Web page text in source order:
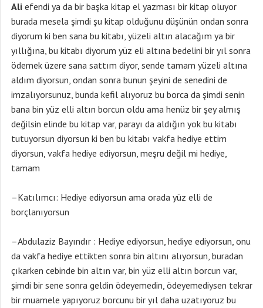
Ali efendi ya da bir başka kitap el yazması bir kitap oluyor
burada mesela şimdi şu kitap olduğunu düşünün ondan sonra
diyorum ki ben sana bu kitabı, yüzeli altın alacağım ya bir
yıllığına, bu kitabı diyorum yüz eli altına bedelini bir yıl sonra
ödemek üzere sana sattım diyor, sende tamam yüzeli altına
aldım diyorsun, ondan sonra bunun şeyini de senedini de
imzalıyorsunuz, bunda kefil alıyoruz bu borca da şimdi senin
bana bin yüz elli altın borcun oldu ama henüz bir şey almış
değilsin elinde bu kitap var, parayı da aldığın yok bu kitabı
tutuyorsun diyorsun ki ben bu kitabı vakfa hediye ettim
diyorsun, vakfa hediye ediyorsun, meşru değil mi hediye,
tamam
–Katılımcı: Hediye ediyorsun ama orada yüz elli de
borçlanıyorsun
–Abdulaziz Bayındır : Hediye ediyorsun, hediye ediyorsun, onu
da vakfa hediye ettikten sonra bin altını alıyorsun, buradan
çıkarken cebinde bin altın var, bin yüz elli altın borcun var,
şimdi bir sene sonra geldin ödeyemedin, ödeyemediysen tekrar
bir muamele yapıyoruz borcunu bir yıl daha uzatıyoruz bu